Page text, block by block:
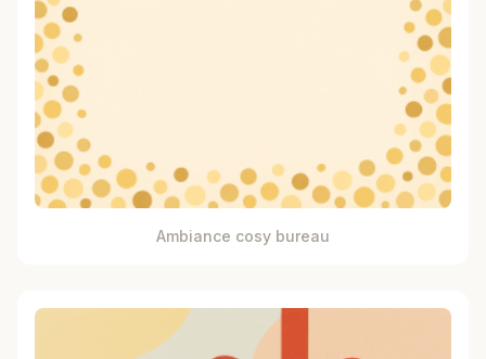
Ambiance cosy bureau